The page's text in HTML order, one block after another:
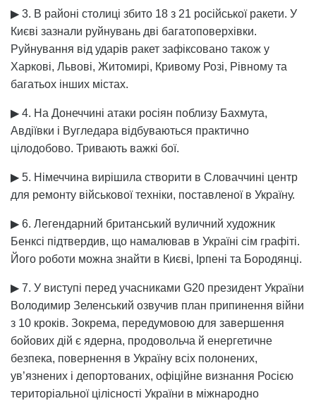
▶ 3. В районі столиці збито 18 з 21 російської ракети. У
Києві зазнали руйнувань дві багатоповерхівки.
Руйнування від ударів ракет зафіксовано також у
Харкові, Львові, Житомирі, Кривому Розі, Рівному та
багатьох інших містах.
▶ 4. На Донеччині атаки росіян поблизу Бахмута,
Авдіївки і Вугледара відбуваються практично
цілодобово. Тривають важкі бої.
▶ 5. Німеччина вирішила створити в Словаччині центр
для ремонту військової техніки, поставленої в Україну.
▶ 6. Легендарний британський вуличний художник
Бенксі підтвердив, що намалював в Україні сім графіті.
Його роботи можна знайти в Києві, Ірпені та Бородянці.
▶ 7. У виступі перед учасниками G20 президент України
Володимир Зеленський озвучив план припинення війни
з 10 кроків. Зокрема, передумовою для завершення
бойових дій є ядерна, продовольча й енергетичне
безпека, повернення в Україну всіх полонених,
ув’язнених і депортованих, офіційне визнання Росією
територіальної цілісності України в міжнародно